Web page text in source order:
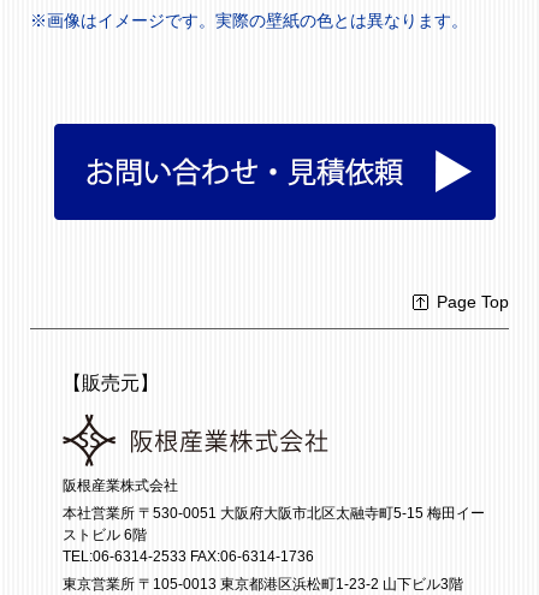
※画像はイメージです。実際の壁紙の色とは異なります。
Page Top
【販売元】
阪根産業株式会社
本社営業所 〒530-0051 大阪府大阪市北区太融寺町5-15 梅田イー
ストビル 6階
TEL:06-6314-2533 FAX:06-6314-1736
東京営業所 〒105-0013 東京都港区浜松町1-23-2 山下ビル3階